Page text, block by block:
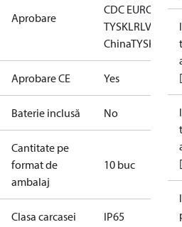
Aprobare
CDC EURO-
TYSKLRLVD
ChinaTYSK
Aprobare CE Yes
Baterie inclusă No
Cantitate pe
format de
ambalaj
10 buc
Clasa carcasei IP65